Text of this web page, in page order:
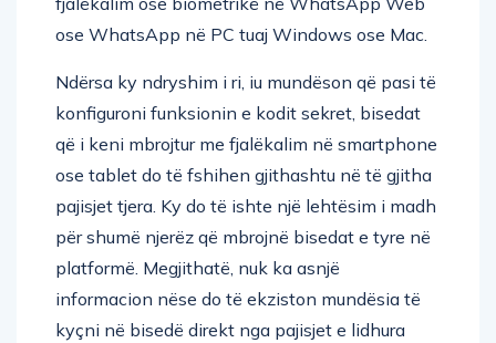
ose WhatsApp në PC tuaj Windows ose Mac.
Ndërsa ky ndryshim i ri, iu mundëson që pasi të
konfiguroni funksionin e kodit sekret, bisedat
që i keni mbrojtur me fjalëkalim në smartphone
ose tablet do të fshihen gjithashtu në të gjitha
pajisjet tjera. Ky do të ishte një lehtësim i madh
për shumë njerëz që mbrojnë bisedat e tyre në
platformë. Megjithatë, nuk ka asnjë
informacion nëse do të ekziston mundësia të
kyçni në bisedë direkt nga pajisjet e lidhura